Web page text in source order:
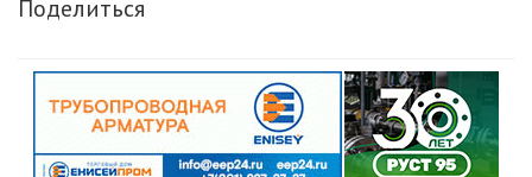
Поделиться